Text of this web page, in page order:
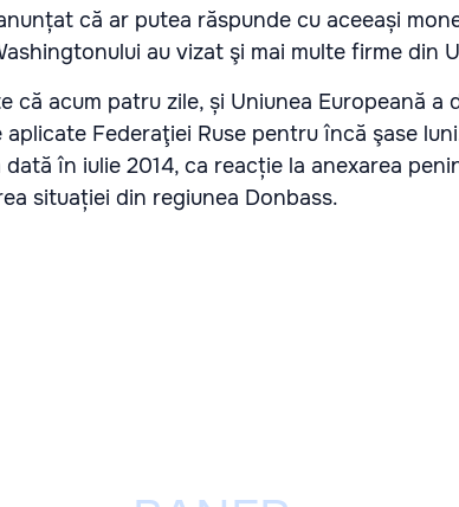
că ar putea răspunde cu aceeași
au vizat şi mai multe firme din
că acum patru zile, și Uniunea Europeană a
Federaţiei Ruse pentru încă şase
în iulie 2014, ca reacție la anexarea
situației din regiunea Donbass.